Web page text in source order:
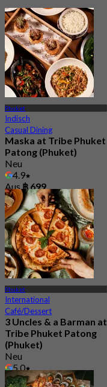
Phuket
Indisch
Casual Dining
Maska at Tribe Phuket
Patong (Phuket)
Neu
4.9
Aus ฿ 699
Phuket
International
Café/Dessert
3 Uncles & a Barman at
Tribe Phuket Patong
(Phuket)
Neu
5.0
Aus฿ 599